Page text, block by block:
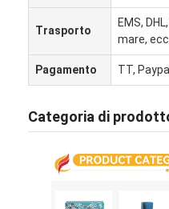
scatola di carta
scatola di
Prodotti per la vendita
Etichetta adesiva
Borsa d'imballaggio
Trasporto
EMS,
mare, ecc.
Pagamento TT,
Categoria di